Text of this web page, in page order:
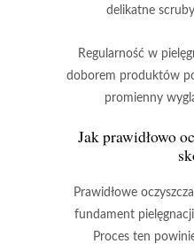
delikatne
Regularność w
doborem produktów
promienny
Jak prawidłowo
Prawidłowe
fundament
Proces ten